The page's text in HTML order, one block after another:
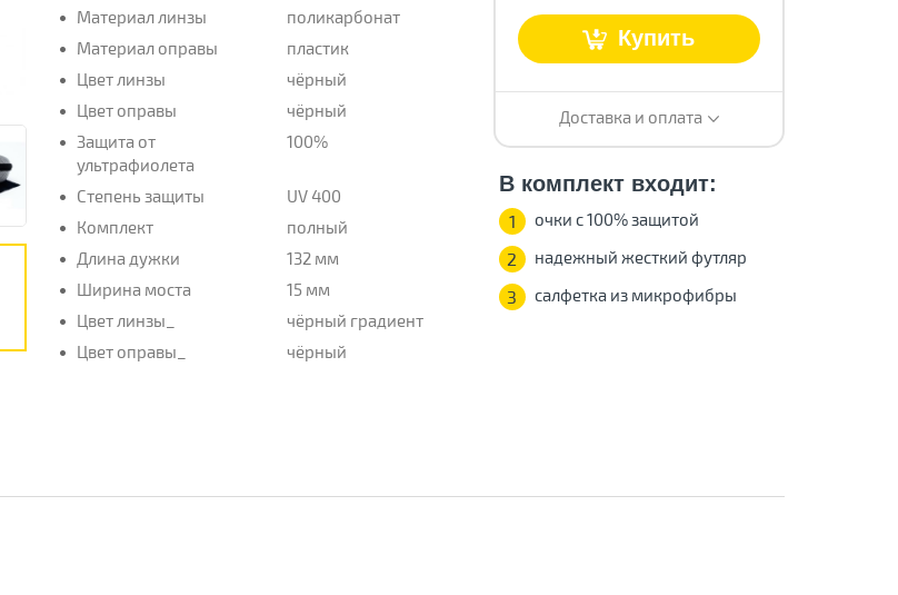
Материал линзы
поликарбонат
Материал оправы
пластик
Цвет линзы
чёрный
Цвет оправы
чёрный
Защита от
ультрафиолета
100%
Степень защиты
UV 400
Комплект
полный
Длина дужки
132 мм
Ширина моста
15 мм
Цвет линзы_
чёрный градиент
Цвет оправы_
чёрный
Купить
Доставка и оплата
В комплект входит:
1 очки с 100% защитой
2 надежный жесткий футляр
3 салфетка из микрофибры